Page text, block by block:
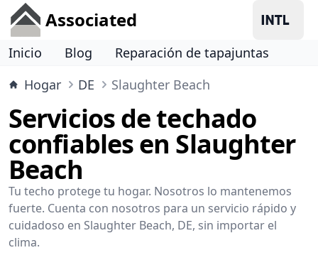
Associated
Inicio Blog
Reparación de tapajuntas
Hogar
DE Slaughter Beach
Servicios de techado
confiables en Slaughter
Beach
Tu techo protege tu hogar. Nosotros lo mantenemos
fuerte. Cuenta con nosotros para un servicio rápido y
cuidadoso en Slaughter Beach, DE, sin importar el
clima.